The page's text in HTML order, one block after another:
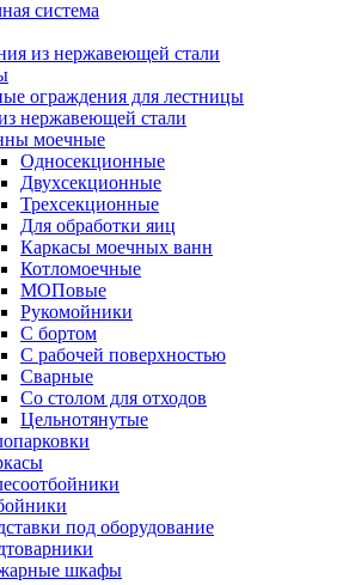
система
из нержавеющей стали
ограждения для лестницы
нержавеющей стали
моечные
Односекционные
Двухсекционные
Трехсекционные
Для обработки яиц
Каркасы моечных ванн
Котломоечные
МОПовые
Рукомойники
С бортом
С рабочей поверхностью
Сварные
Со столом для отходов
Цельнотянутые
под оборудование
шкафы